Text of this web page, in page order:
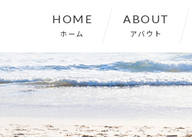
HOME
ホーム
ABOUT
アバウト